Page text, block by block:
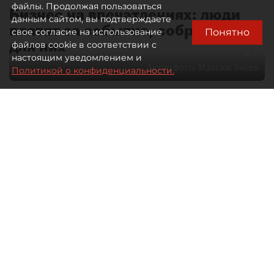
Бизнес на впечатлениях: люди
платят за событие, собранное
для них
Автор фото:
файлы. Продолжая пользоваться
данным сайтом, вы подтверждаете
свое согласие на использование
файлов cookie в соответствии с
настоящим уведомлением и
Политикой о конфиденциальности.
Понятно